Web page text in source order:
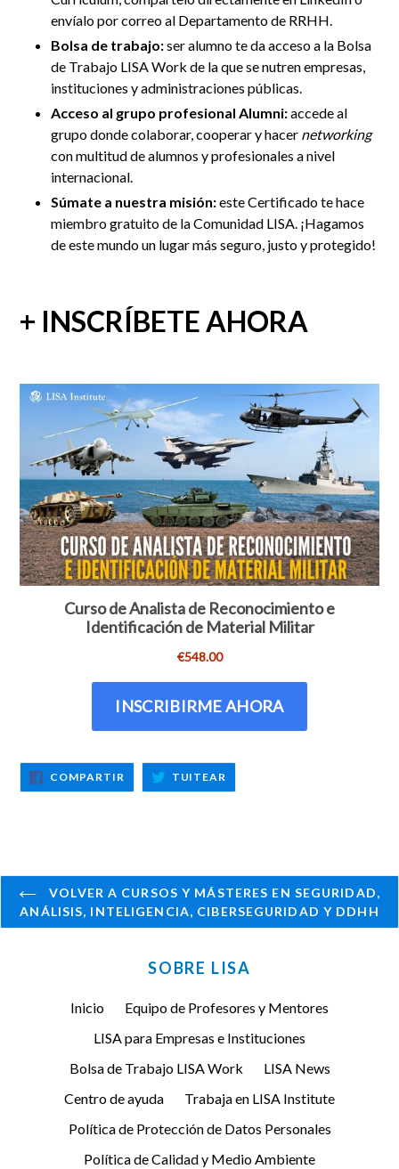
envíalo por correo al Departamento de RRHH.
Bolsa de trabajo:ser alumno te da acceso a la Bolsa
de Trabajo LISA Work de la que se nutren empresas,
instituciones y administraciones públicas.
Acceso al grupo profesional Alumni:accede al
grupo donde colaborar, cooperar y hacer networking
con multitud de alumnos y profesionales a nivel
internacional.
Súmate a nuestra misión:este Certificado te hace
miembro gratuito de la Comunidad LISA. ¡Hagamos
de este mundo un lugar más seguro, justo y protegido!
+ INSCRÍBETE AHORA
COMPARTIR COMPARTIR
EN
FACEBOOK
TUITEAR
TWITTER
VOLVER A CURSOS Y MÁSTERES EN SEGURIDAD,
ANÁLISIS, INTELIGENCIA, CIBERSEGURIDAD Y DDHH
SOBRE LISA
Inicio
Equipo de Profesores y Mentores
LISA para Empresas e Instituciones
Bolsa de Trabajo LISA Work
LISA News
Centro de ayuda
Trabaja en LISA Institute
Política de Protección de Datos Personales
Política de Calidad y Medio Ambiente